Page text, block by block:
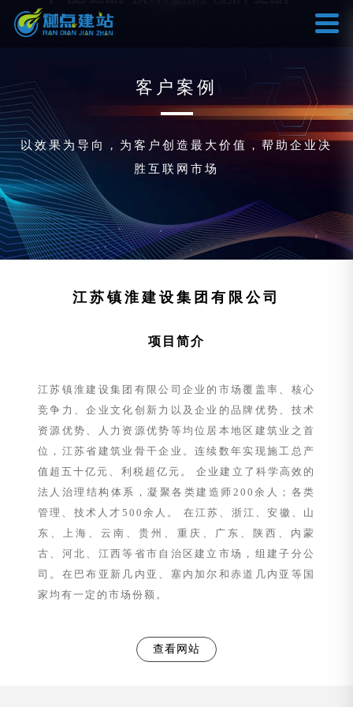
客户案例
以效果为导向，为客户创造最大价值，帮助企业决
胜互联网市场
江苏镇淮建设集团有限公司
项目简介
江苏镇淮建设集团有限公司企业的市场覆盖率、核心
竞争力、企业文化创新力以及企业的品牌优势、技术
资源优势、人力资源优势等均位居本地区建筑业之首
位，江苏省建筑业骨干企业。连续数年实现施工总产
值超五十亿元、利税超亿元。 企业建立了科学高效的
法人治理结构体系，凝聚各类建造师200余人；各类
管理、技术人才500余人。 在江苏、浙江、安徽、山
东、上海、云南、贵州、重庆、广东、陕西、内蒙
古、河北、江西等省市自治区建立市场，组建子分公
司。在巴布亚新几内亚、塞内加尔和赤道几内亚等国
家均有一定的市场份额。
查看网站